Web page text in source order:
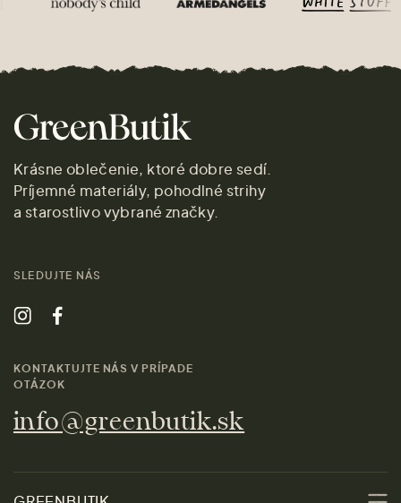
Krásne oblečenie, ktoré dobre sedí.
Príjemné materiály, pohodlné strihy
a starostlivo vybrané značky.
SLEDUJTE NÁS
KONTAKTUJTE NÁS V PRÍPADE
OTÁZOK
info@greenbutik.sk